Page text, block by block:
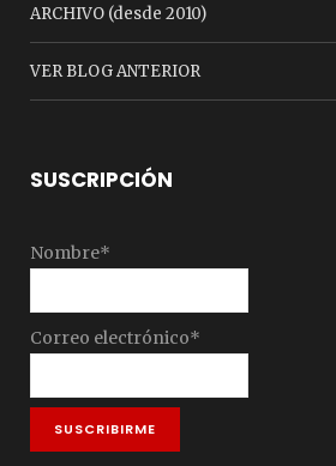
ARCHIVO (desde 2010)
VER BLOG ANTERIOR
SUSCRIPCIÓN
Nombre*
Correo electrónico*